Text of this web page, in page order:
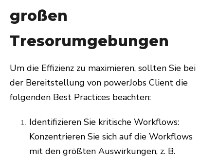
großen
Tresorumgebungen
Um die Effizienz zu maximieren, sollten Sie bei
der Bereitstellung von powerJobs Client die
folgenden Best Practices beachten:
Identifizieren Sie kritische Workflows:
Konzentrieren Sie sich auf die Workflows
mit den größten Auswirkungen, z. B.